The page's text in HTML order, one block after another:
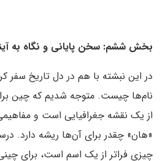
بخش ششم: سخن پایانی و نگاه به
در این نبشته با هم در دل تاریخ سفر
نام‌ها چیست. متوجه شدیم که چین
از یک نقشه جغرافیایی است و مفاهیمی
«هان» چقدر برای آن‌ها ریشه دارد.
چیزی فراتر از یک اسم است، برای